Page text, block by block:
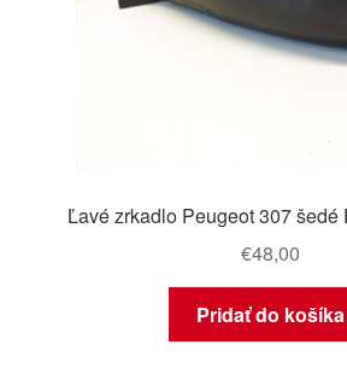
Ľavé zrkadlo Peugeot 307 šedé
€48,00
Pridať do košíka